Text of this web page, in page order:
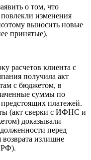
о том, что
изменения
выносить новые
принятые).
расчетов клиента с
получила акт
с бюджетом, в
суммы по
предстоящих платежей.
(акт сверки с ИФНС и
доказывали
перед
возврата излишне
РФ).